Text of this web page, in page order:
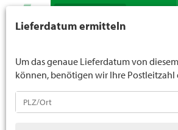
Suche
Bewässerung
Lieferdatum ermitteln
Um das genaue Lieferdatum von
können, benötigen wir Ihre Postleitzahl
unter 16 Jahren. Für Spirituosen gilt die
Sie uns verbindlich Ihr Alter an.